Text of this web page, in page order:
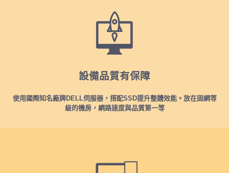
設備品質有保障
使用國際知名廠牌DELL伺服器，搭配SSD提升整體效能。放在固網等
級的機房，網路速度與品質第一等